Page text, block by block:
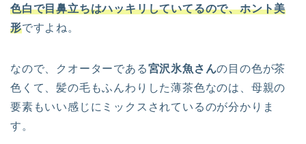
色白で目鼻立ちはハッキリしていてるので、ホント美
形ですよね。
なので、クオーターである宮沢氷魚さんの目の色が茶
色くて、髪の毛もふんわりした薄茶色なのは、母親の
要素もいい感じにミックスされているのが分かりま
す。